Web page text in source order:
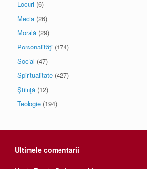
Locuri (6)
Media (26)
Morală (29)
Personalităţi (174)
Social (47)
Spiritualitate (427)
Ştiinţă (12)
Teologie (194)
Ultimele comentarii